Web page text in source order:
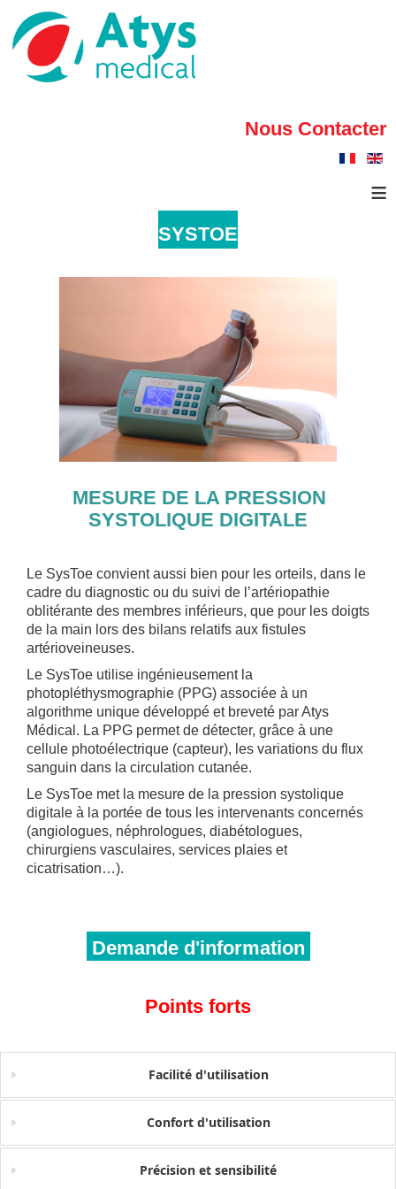
Nous Contacter
≡
SYSTOE
MESURE DE LA PRESSION
SYSTOLIQUE DIGITALE
Le SysToe convient aussi bien pour les orteils, dans le
cadre du diagnostic ou du suivi de l’artériopathie
oblitérante des membres inférieurs, que pour les doigts
de la main lors des bilans relatifs aux fistules
artérioveineuses.
Le SysToe utilise ingénieusement la
photopléthysmographie (PPG) associée à un
algorithme unique développé et breveté par Atys
Médical. La PPG permet de détecter, grâce à une
cellule photoélectrique (capteur), les variations du flux
sanguin dans la circulation cutanée.
Le SysToe met la mesure de la pression systolique
digitale à la portée de tous les intervenants concernés
(angiologues, néphrologues, diabétologues,
chirurgiens vasculaires, services plaies et
cicatrisation…).
Demande d'information
Points forts
Facilité d'utilisation
Confort d'utilisation
Précision et sensibilité